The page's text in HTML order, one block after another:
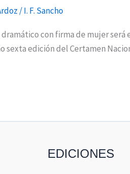
/I. F. Sancho
con firma de mujer
edición del Certamen
EDICIONES